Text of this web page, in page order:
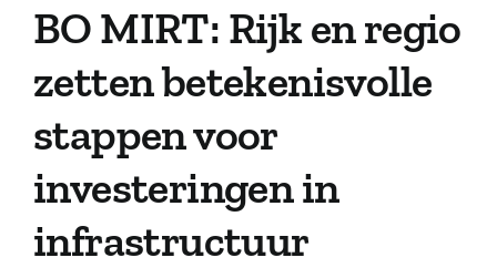
BO MIRT: Rijk en regio
zetten betekenisvolle
stappen voor
investeringen in
infrastructuur